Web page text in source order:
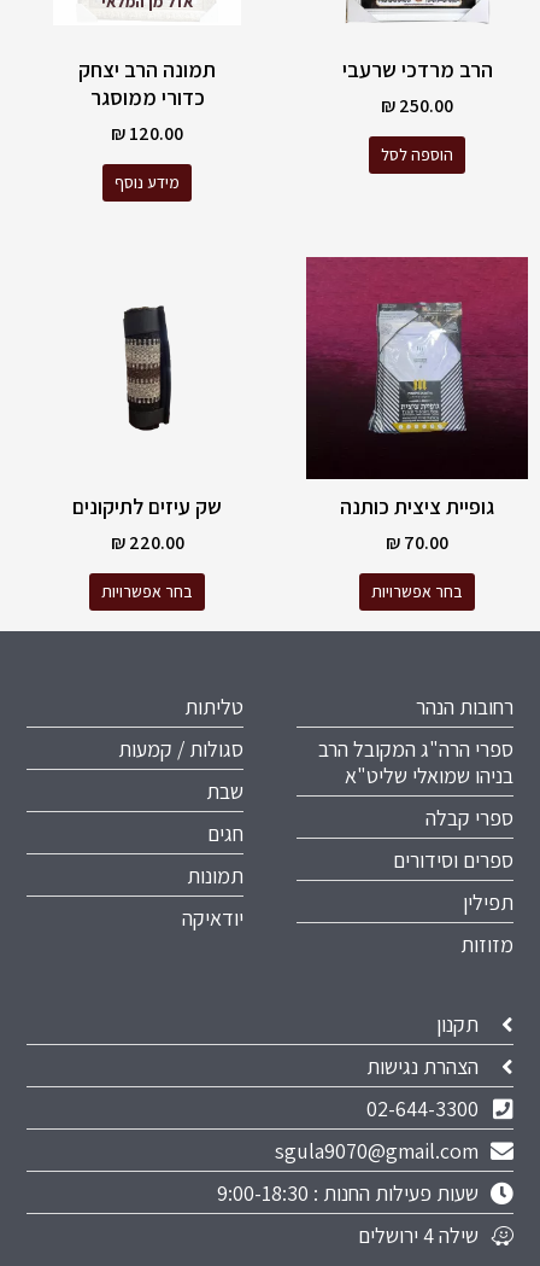
הרב מרדכי שרעבי
250.00
₪
הוספה לסל
תמונה הרב יצחק
כדורי ממוסגר
120.00
₪
מידע נוסף
גופיית ציצית כותנה
70.00
₪
בחר אפשרויות
מספר
סוגים.
האפשרויות
בעמוד
שק עיזים לתיקונים
220.00
₪
בחר אפשרויות
בעמוד
רחובות הנהר
ספרי הרה"ג המקובל הרב
בניהו שמואלי שליט"א
ספרי קבלה
ספרים וסידורים
תפילין
מזוזות
טליתות
סגולות / קמעות
שבת
חגים
תמונות
יודאיקה
תקנון
הצהרת נגישות
02-644-3300
sgula9070@gmail.com
שעות פעילות החנות : 9:00-18:30
שילה 4 ירושלים